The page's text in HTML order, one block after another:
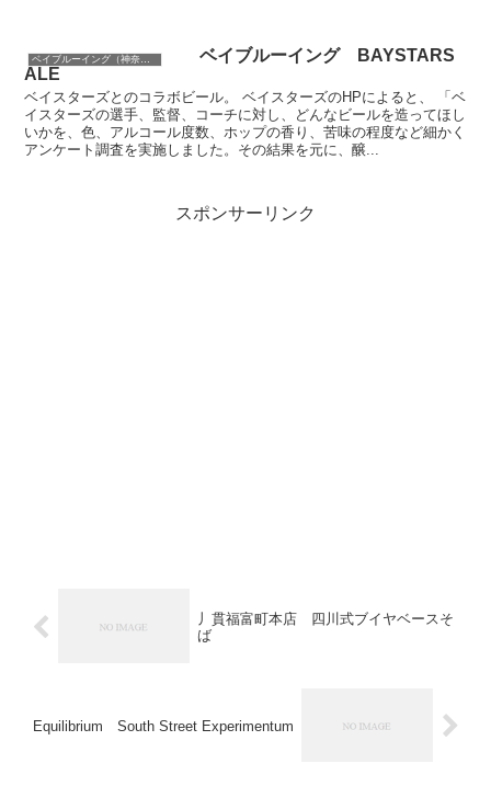
ベイブルーイング BAYSTARS
ALE
ベイスターズとのコラボビール。 ベイスターズのHPによると、 「ベ
イスターズの選手、監督、コーチに対し、どんなビールを造ってほし
いかを、色、アルコール度数、ホップの香り、苦味の程度など細かく
アンケート調査を実施しました。その結果を元に、醸...
スポンサーリンク
丿貫福富町本店 四川式ブイヤベースそ
ば
Equilibrium South Street Experimentum